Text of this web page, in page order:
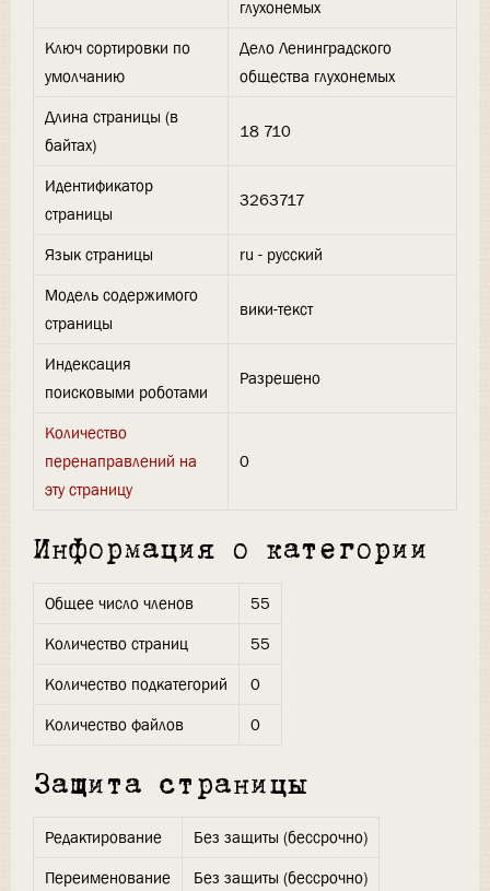
глухонемых
Ключ сортировки по
умолчанию
Дело Ленинградского
общества глухонемых
Длина страницы (в
байтах)
18 710
Идентификатор
страницы
3263717
Язык страницы
ru - русский
Модель содержимого
страницы
вики-текст
Индексация
поисковыми роботами
Разрешено
Количество
перенаправлений на
эту страницу
0
Информация о категории
Общее число членов
55
Количество страниц
55
Количество подкатегорий
0
Количество файлов
0
Защита страницы
Редактирование
Без защиты (бессрочно)
Переименование
Без защиты (бессрочно)